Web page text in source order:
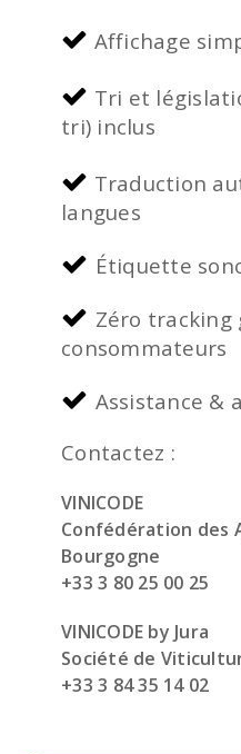
Affichage
Tri et
tri) inclus
Traduction
langues
Étiquette
Zéro tracking
consommateurs
Assistance &
Contactez :
VINICODE
Confédération des
Bourgogne
+33 3 80 25 00 25
VINICODE by Jura
Société de
+33 3 84 35 14 02